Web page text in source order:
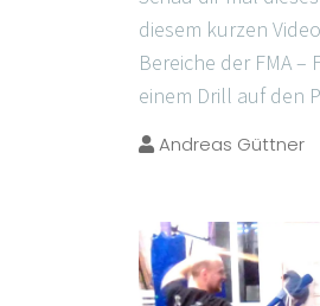
diesem kurzen
Bereiche der FMA –
einem Drill auf den
Andreas Güttner